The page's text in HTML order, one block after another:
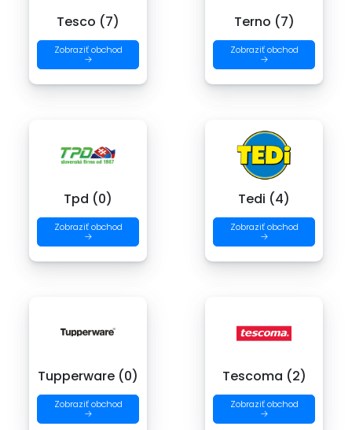
Tesco (7)
Zobraziť obchod
→
Terno (7)
Zobraziť obchod
→
Tpd (0)
Zobraziť obchod
→
Tedi (4)
Zobraziť obchod
→
Tupperware (0)
Zobraziť obchod
→
Tescoma (2)
Zobraziť obchod
→